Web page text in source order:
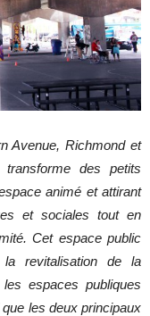
Avenue, Richmond et
des petits
animé et attirant
et sociales tout en
Cet espace public
revitalisation de la
espaces publiques
les deux principaux